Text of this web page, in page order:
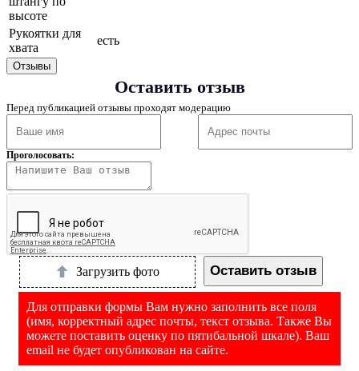
высоте
Рукоятки для
хвата
есть
Отзывы
Оставить отзыв
Перед публикацией отзывы проходят модерацию
Проголосовать:
Загрузить фото Оставить отзыв
Для отправки формы Вам нужно заполнить все поля
(имя, корректный адрес почты, текст отзыва. Также Вы
можете поставить оценку по пятибальной шкале). Ваш
email не будет опубликован на сайте.